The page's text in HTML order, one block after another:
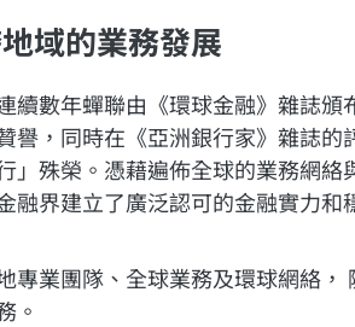
域的業務發展
續數年蟬聯由《環球金融》雜誌頒
譽，同時在《亞洲銀行家》雜誌的
」殊榮。憑藉遍佈全球的業務網絡
融界建立了廣泛認可的金融實力和
專業團隊、全球業務及環球網絡，
。